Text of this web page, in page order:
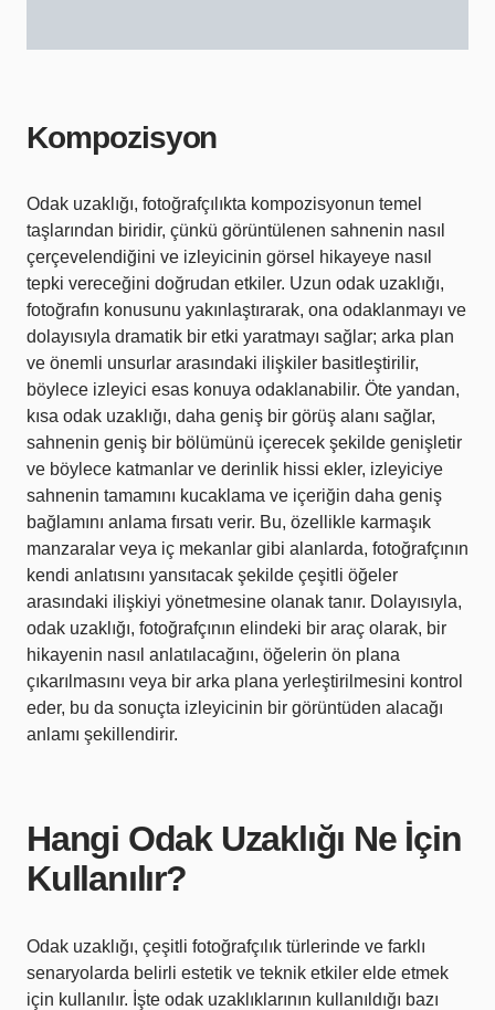
Kompozisyon
Odak uzaklığı, fotoğrafçılıkta kompozisyonun temel
taşlarından biridir, çünkü görüntülenen sahnenin nasıl
çerçevelendiğini ve izleyicinin görsel hikayeye nasıl
tepki vereceğini doğrudan etkiler. Uzun odak uzaklığı,
fotoğrafın konusunu yakınlaştırarak, ona odaklanmayı ve
dolayısıyla dramatik bir etki yaratmayı sağlar; arka plan
ve önemli unsurlar arasındaki ilişkiler basitleştirilir,
böylece izleyici esas konuya odaklanabilir. Öte yandan,
kısa odak uzaklığı, daha geniş bir görüş alanı sağlar,
sahnenin geniş bir bölümünü içerecek şekilde genişletir
ve böylece katmanlar ve derinlik hissi ekler, izleyiciye
sahnenin tamamını kucaklama ve içeriğin daha geniş
bağlamını anlama fırsatı verir. Bu, özellikle karmaşık
manzaralar veya iç mekanlar gibi alanlarda, fotoğrafçının
kendi anlatısını yansıtacak şekilde çeşitli öğeler
arasındaki ilişkiyi yönetmesine olanak tanır. Dolayısıyla,
odak uzaklığı, fotoğrafçının elindeki bir araç olarak, bir
hikayenin nasıl anlatılacağını, öğelerin ön plana
çıkarılmasını veya bir arka plana yerleştirilmesini kontrol
eder, bu da sonuçta izleyicinin bir görüntüden alacağı
anlamı şekillendirir.
Hangi Odak Uzaklığı Ne İçin
Kullanılır?
Odak uzaklığı, çeşitli fotoğrafçılık türlerinde ve farklı
senaryolarda belirli estetik ve teknik etkiler elde etmek
için kullanılır. İşte odak uzaklıklarının kullanıldığı bazı